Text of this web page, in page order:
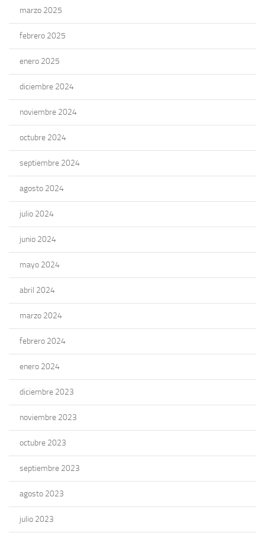
marzo 2025
febrero 2025
enero 2025
diciembre 2024
noviembre 2024
octubre 2024
septiembre 2024
agosto 2024
julio 2024
junio 2024
mayo 2024
abril 2024
marzo 2024
febrero 2024
enero 2024
diciembre 2023
noviembre 2023
octubre 2023
septiembre 2023
agosto 2023
julio 2023